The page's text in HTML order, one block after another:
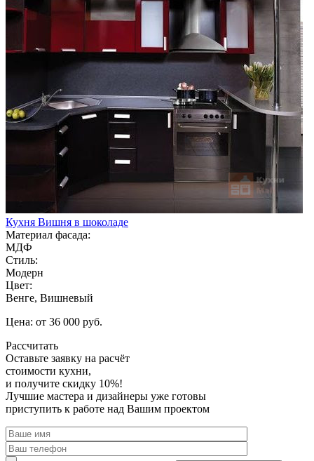
Кухня Вишня в шоколаде
Материал фасада:
МДФ
Стиль:
Модерн
Цвет:
Венге, Вишневый
Цена: от 36 000 руб.
Рассчитать
Оставьте заявку на расчёт
стоимости кухни,
и получите скидку 10%!
Лучшие мастера и дизайнеры уже готовы
приступить к работе над Вашим проектом